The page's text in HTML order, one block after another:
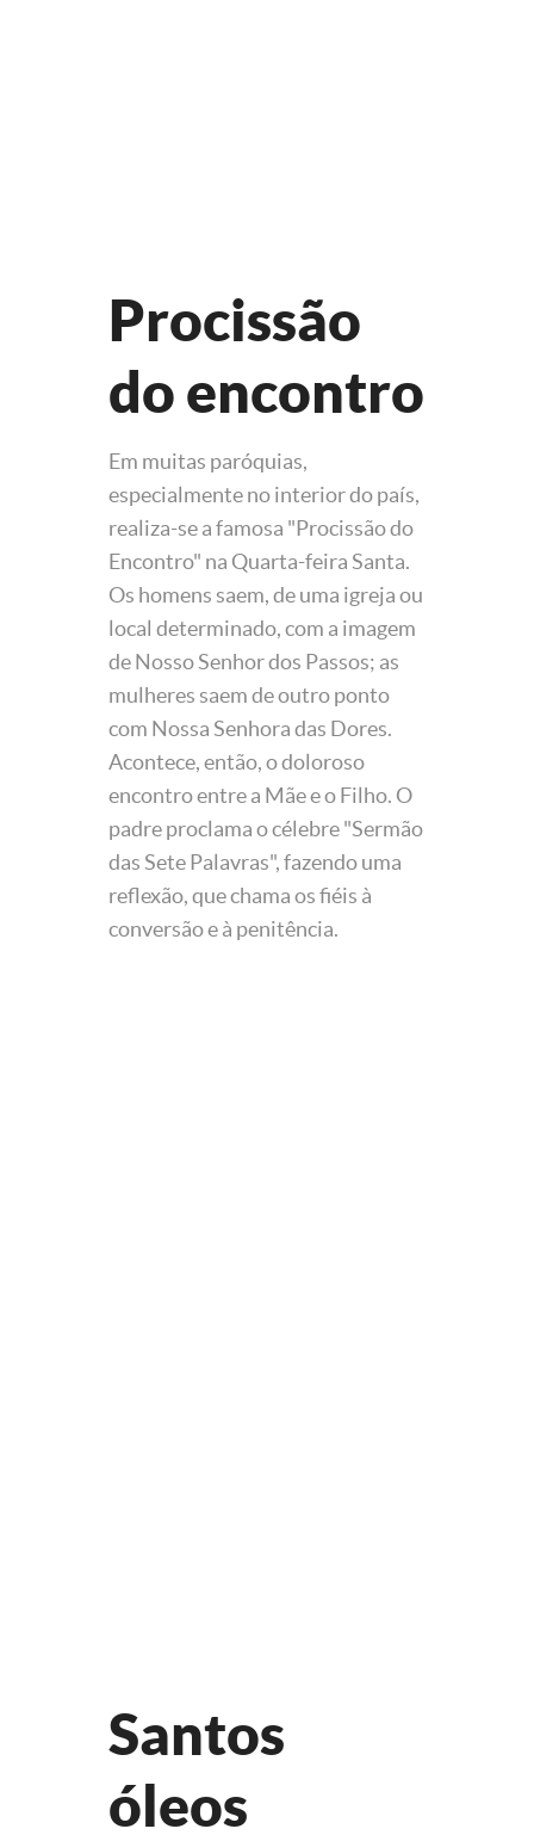
Procissão
do encontro
Em muitas paróquias,
especialmente no interior do país,
realiza-se a famosa "Procissão do
Encontro" na Quarta-feira Santa.
Os homens saem, de uma igreja ou
local determinado, com a imagem
de Nosso Senhor dos Passos; as
mulheres saem de outro ponto
com Nossa Senhora das Dores.
Acontece, então, o doloroso
encontro entre a Mãe e o Filho. O
padre proclama o célebre "Sermão
das Sete Palavras", fazendo uma
reflexão, que chama os fiéis à
conversão e à penitência.
Santos
óleos